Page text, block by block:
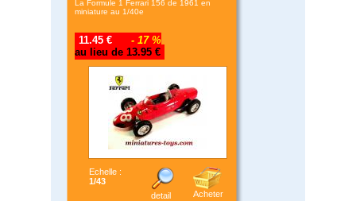
La Formule 1 Ferrari 156 de 1961 en
miniature au 1/40e
11.45 €
- 17 %
au lieu de 13.95 €
Echelle :
1/43
detail
Acheter